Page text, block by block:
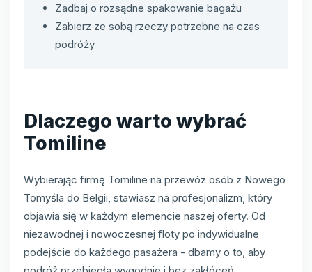
Zadbaj o rozsądne spakowanie bagażu
Zabierz ze sobą rzeczy potrzebne na czas
podróży
Dlaczego warto wybrać
Tomiline
Wybierając firmę Tomiline na przewóz osób z Nowego
Tomyśla do Belgii, stawiasz na profesjonalizm, który
objawia się w każdym elemencie naszej oferty. Od
niezawodnej i nowoczesnej floty po indywidualne
podejście do każdego pasażera - dbamy o to, aby